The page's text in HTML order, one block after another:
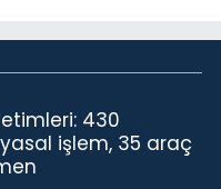
430
işlem, 35 araç